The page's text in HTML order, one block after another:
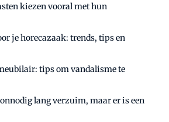
kiezen vooral met hun
je horecazaak: trends, tips en
tips om vandalisme te
lang verzuim, maar er is een